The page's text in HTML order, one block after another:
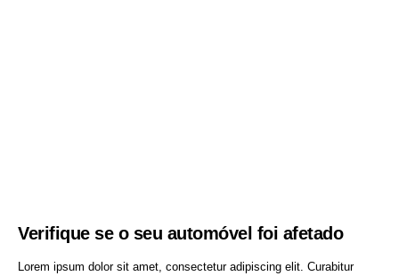
Verifique se o seu automóvel foi afetado
Lorem ipsum dolor sit amet, consectetur adipiscing elit. Curabitur